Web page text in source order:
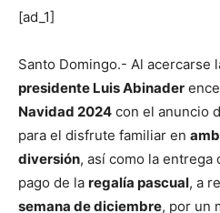
[ad_1]
Santo Domingo.- Al acercarse
presidente Luis Abinader
Navidad 2024 con el anuncio
para el disfrute familiar en
diversión, así como la entrega
pago de la regalía pascual, a
semana de diciembre, por un